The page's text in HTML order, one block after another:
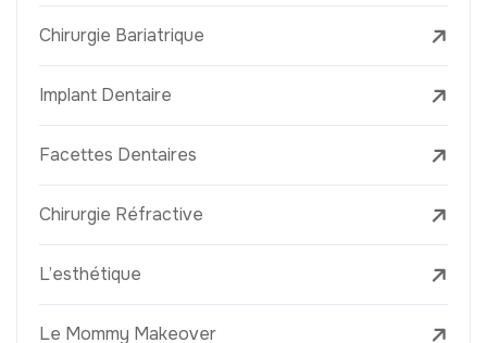
Chirurgie Bariatrique
Implant Dentaire
Facettes Dentaires
Chirurgie Réfractive
L’esthétique
Le Mommy Makeover